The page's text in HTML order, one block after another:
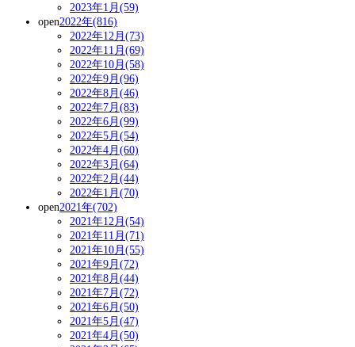
2023年1月(59)
open2022年(816)
2022年12月(73)
2022年11月(69)
2022年10月(58)
2022年9月(96)
2022年8月(46)
2022年7月(83)
2022年6月(99)
2022年5月(54)
2022年4月(60)
2022年3月(64)
2022年2月(44)
2022年1月(70)
open2021年(702)
2021年12月(54)
2021年11月(71)
2021年10月(55)
2021年9月(72)
2021年8月(44)
2021年7月(72)
2021年6月(50)
2021年5月(47)
2021年4月(50)